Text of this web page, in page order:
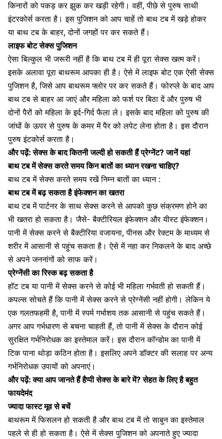
किनारों को पकड़ कर झुक कर खड़ी रहेगी। वहीं, पीछे सेपुरुष साथी
इंटरकोर्स करता है। इस पुजिशन को आप चाहें तो बाथ टब में खड़े होकर
या बाथ टब के बाहर, दोनों जगहों पर कर सकते हैं।
लाइफ बोट सेक्स पुजिशन
ऐसा बिल्कुल भी जरूरी नहीं है कि बाथ टब में ही पूरा सेक्स खत्म करें।
इसके अलावा पूरा बाथरूम आपका ही है। ऐसे में लाइफ बोट एक ऐसी सेक्स
पुजिशन है, जिसे आप बाथरूम फ्लोर पर कर सकते हैं। फोरप्ले के बाद आप
बाथ टब से बाहर आ जाएं और महिला को फर्श पर बिठा दें और पुरुष भी
दोनों पैरों को महिला के इर्द-गिर्द फैला ले। इसके बाद महिला को पुरुष की
जांघों के ऊपर से पुरुष के कमर में पैर को लपेट लेना होता है। इस दौरान
पुरुष इंटकोर्स करता है।
और पढ़ें:सेक्स के बाद कितनी जल्दी हो सकती हैं प्रेग्नेंट? जानें यहां
बाथ टब में सेक्स करते समय किन बातों का ध्यान रखना चाहिए?
बाथ टब में सेक्स करते समय रखें निम्न बातों का ध्यान :
बाथ टब में बढ़ सकता है इंफेक्शन का खतरा
बाथ टब में पार्टनर के साथ सेक्स करने से आपको कुछ संक्रमण होने का
भी खतरा हो सकता है। जैसे-बैक्टीरियल इंफेक्शनऔर यीस्ट इंफेक्शन।
पानी में सेक्स करने से बैक्टीरियावजायना,पीनस और रेक्टम के माध्यम से
शरीर में आसानी से पहुंच सकता है। ऐसे में नहा कर निकलने के बाद अच्छे
से अपने जननांगों को साफ करें।
प्रेग्नेंसी का रिस्क बढ़ सकता है
हॉट टब या पानी में सेक्स करने से कोई भी महिलागर्भवती हो सकती हैं।
कपल्स सोचते हैं कि पानी में सेक्स करने से प्रेग्नेंसी नहीं होगी। लेकिन ये
एक गलतफहमी है, पानी में स्पर्म गर्भाशय तक आसानी से पहुंच सकते हैं।
अगर आपगर्भधारण से बचना चाहती हैं, तो पानी में सेक्स के दौरान कोई
सुरक्षितगर्भनिरोधकका इस्तेमाल करें। इस दौरान कॉन्डोम का पानी में
टिक पाना थोड़ा कठिन होता है। इसलिए अपने डॉक्टर की सलाह पर अन्य
गर्भनिरोधक उपायों को अपनाएं।
और पढ़ें:क्या आप जानते हैं हैप्पी सेक्स के बारे में? सेहत के लिए है बहुत
फायदेमंद
ज्यादा फास्ट मूव से बचें
बाथरूम में फिसलन हो सकती है और बाथ टब में तो साबुन का इस्तेमाल
पहले से ही हो सकता है। ऐसे मेंसेक्स पुजिशन को अपनाते हुए ज्यादा